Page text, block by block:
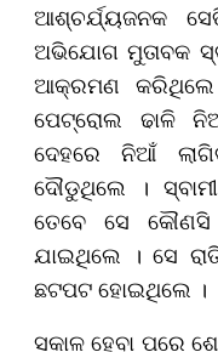
ଆଶ୍ଚର୍ଯ୍ୟଜନକ
ଅଭିଯୋଗ ମୁତାବକ
ଆକ୍ରମଣ କରିଥିଲେ
ପେଟ୍ରୋଲ ଢାଳି
ଦେହରେ ନିଆଁ
ଦୌଡୁଥିଲେ ।
ତେବେ ସେ
ଯାଇଥିଲେ । ସେ
ଛଟପଟ ହୋଇଥିଲେ ।
ସକାଳ ହେବା ପରେ